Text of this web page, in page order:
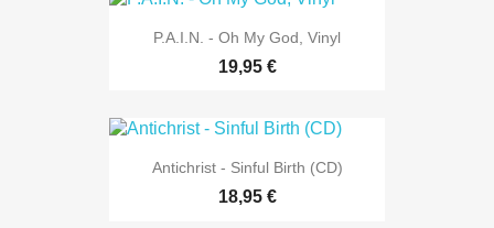
P.A.I.N. - Oh My God, Vinyl
19,95 €
Antichrist - Sinful Birth (CD)
18,95 €